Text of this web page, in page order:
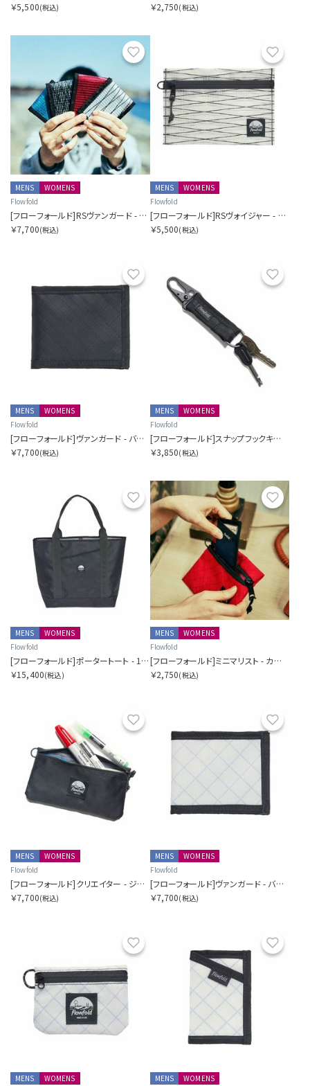
￥5,500(税込) ￥2,750(税込)
お気に入り
MENS
WOMENS
Flowfold
[フローフォールド]RSヴァンガード - バイフォールドウォレット
￥7,700(税込)
MENS
WOMENS
Flowfold
[フローフォールド]RSヴォイジャー - ジッパーポーチ - M
￥5,500(税込)
お気に入り
MENS
WOMENS
Flowfold
[フローフォールド]ヴァンガード - バイフォールドウォレット
￥7,700(税込)
MENS
WOMENS
Flowfold
[フローフォールド]スナップフックキーチェーン
￥3,850(税込)
お気に入り
MENS
WOMENS
Flowfold
[フローフォールド]ポータートート - 16L
￥15,400(税込)
お気
MENS
WOMENS
Flowfold
[フローフォールド]ミニマリスト - カードホルダーウォレット
￥2,750(税込)
お気に入り
MENS
WOMENS
Flowfold
[フローフォールド]クリエイター - ジッパーポーチウォレット
￥7,700(税込)
MENS
WOMENS
Flowfold
[フローフォールド]ヴァンガード - バイフォールドウォレット
￥7,700(税込)
お気に入り
MENS
WOMENS
MENS
WOMENS